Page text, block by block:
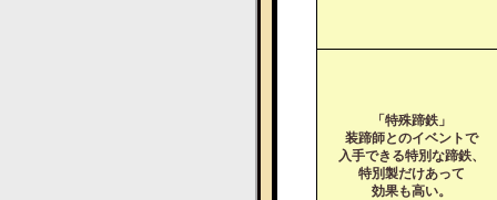
「特殊蹄鉄」
装蹄師とのイベントで
入手できる特別な蹄鉄、
特別製だけあって
効果も高い。